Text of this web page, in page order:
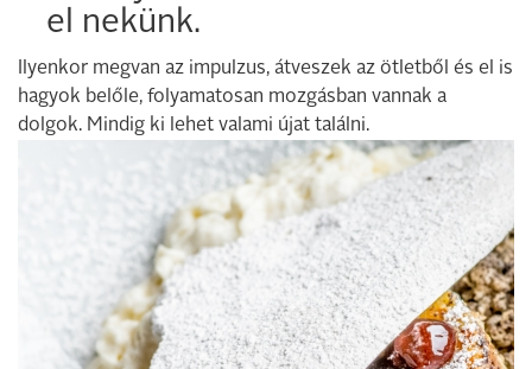
el nekünk.
Ilyenkor megvan az impulzus, átveszek az ötletből és el is
hagyok belőle, folyamatosan mozgásban vannak a
dolgok. Mindig ki lehet valami újat találni.